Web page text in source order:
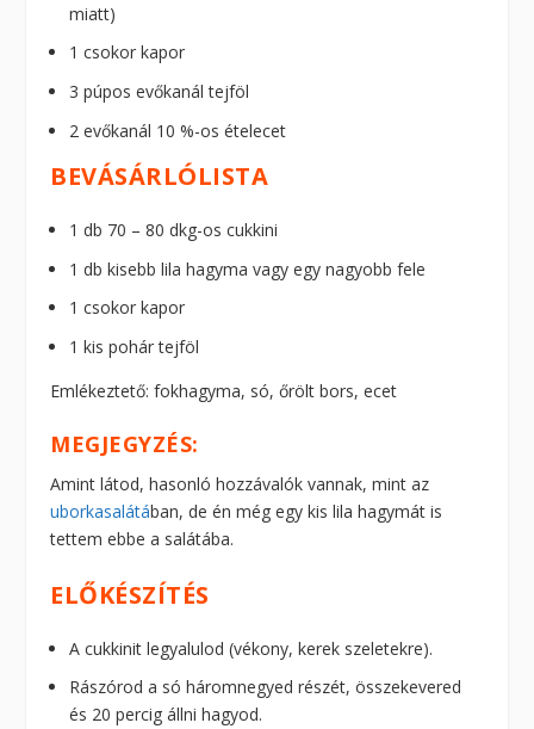
miatt)
1 csokor kapor
3 púpos evőkanál tejföl
2 evőkanál 10 %-os ételecet
BEVÁSÁRLÓLISTA
1 db 70 – 80 dkg-os cukkini
1 db kisebb lila hagyma vagy egy nagyobb fele
1 csokor kapor
1 kis pohár tejföl
Emlékeztető: fokhagyma, só, őrölt bors, ecet
MEGJEGYZÉS:
Amint látod, hasonló hozzávalók vannak, mint az
uborkasalátában, de én még egy kis lila hagymát is
tettem ebbe a salátába.
ELŐKÉSZÍTÉS
A cukkinit legyalulod (vékony, kerek szeletekre).
Rászórod a só háromnegyed részét, összekevered
és 20 percig állni hagyod.